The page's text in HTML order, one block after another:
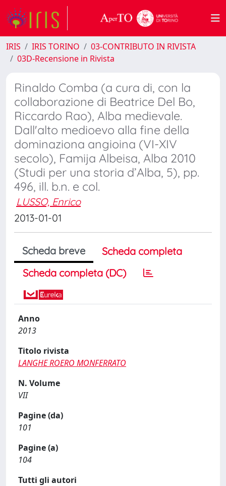
IRIS IRIS TORINO
03-CONTRIBUTO IN RIVISTA
03D-Recensione in Rivista
Rinaldo Comba (a cura di, con la
collaborazione di Beatrice Del Bo,
Riccardo Rao), Alba medievale.
Dall'alto medioevo alla fine della
dominaziona angioina (VI-XIV
secolo), Famija Albeisa, Alba 2010
(Studi per una storia d’Alba, 5), pp.
496, ill. b.n. e col.
LUSSO, Enrico
2013-01-01
Scheda breve
Scheda completa
Scheda completa (DC)
Anno
2013
Titolo rivista
LANGHE ROERO MONFERRATO
N. Volume
VII
Pagine (da)
101
Pagine (a)
104
Tutti gli autori